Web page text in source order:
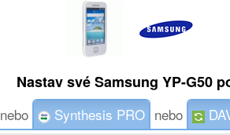
Nastav své Samsung YP-G50
nebo Synthesis PRO nebo